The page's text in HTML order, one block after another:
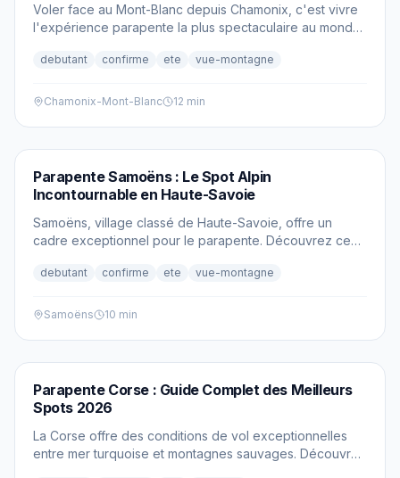
Voler face au Mont-Blanc depuis Chamonix, c'est vivre
l'expérience parapente la plus spectaculaire au monde.
debutant confirme ete vue-montagne
Chamonix-Mont-Blanc 12 min
PARAPENTE
Parapente Samoëns : Le Spot Alpin
Incontournable en Haute-Savoie
Samoëns, village classé de Haute-Savoie, offre un
cadre exceptionnel pour le parapente. Découvrez ce
debutant confirme ete vue-montagne
Samoëns 10 min
PARAPENTE
Parapente Corse : Guide Complet des Meilleurs
Spots 2026
La Corse offre des conditions de vol exceptionnelles
entre mer turquoise et montagnes sauvages. Découvre